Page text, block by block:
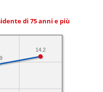
di 75 anni e più
14.2